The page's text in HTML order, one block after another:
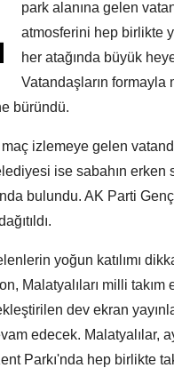
park alanına gelen
atmosferini hep birlikte
her atağında büyük
Vatandaşların formayla
büründü.
izlemeye gelen
ise sabahın erken
bulundu. AK Parti
yoğun katılımı
Malatyalıları milli takım
dev ekran
edecek. Malatyalılar,
Parkı'nda hep birlikte